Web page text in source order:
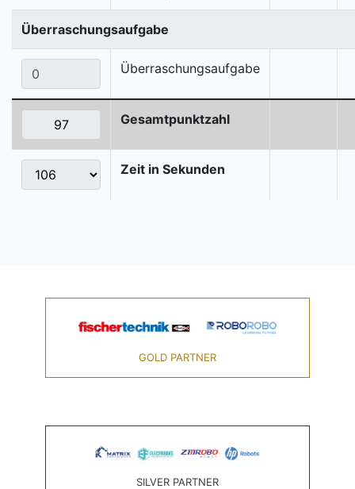
Überraschungsaufgabe
Überraschungsaufgabe
Gesamtpunktzahl
Zeit in Sekunden
GOLD PARTNER
SILVER PARTNER